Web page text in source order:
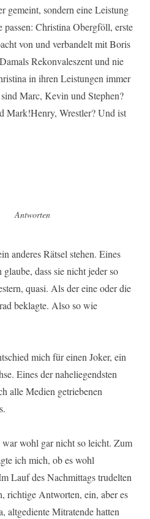
gemeint, sondern eine Leistung
Christina Obergföll, erste
von und verbandelt mit Boris
Rekonvaleszent und nie
in ihren Leistungen immer
Marc, Kevin und Stephen?
Mark!Henry, Wrestler? Und ist
18:16
Antworten
anderes Rätsel stehen. Eines
dass sie nicht jeder so
quasi. Als der eine oder die
beklagte. Also so wie
mich für einen Joker, ein
Eines der naheliegendsten
alle Medien getriebenen
wohl gar nicht so leicht. Zum
ich mich, ob es wohl
Lauf des Nachmittags trudelten
richtige Antworten, ein, aber es
altgediente Mitratende hatten